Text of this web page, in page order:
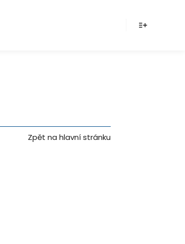
Zpět na hlavní stránku